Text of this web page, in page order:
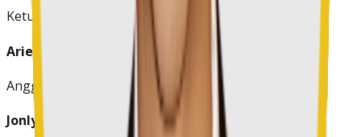
Ketua Bidang
Arie Sumagando
Anggota
Jonly Pantow